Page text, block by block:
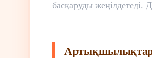
басқаруды жеңілдетеді.